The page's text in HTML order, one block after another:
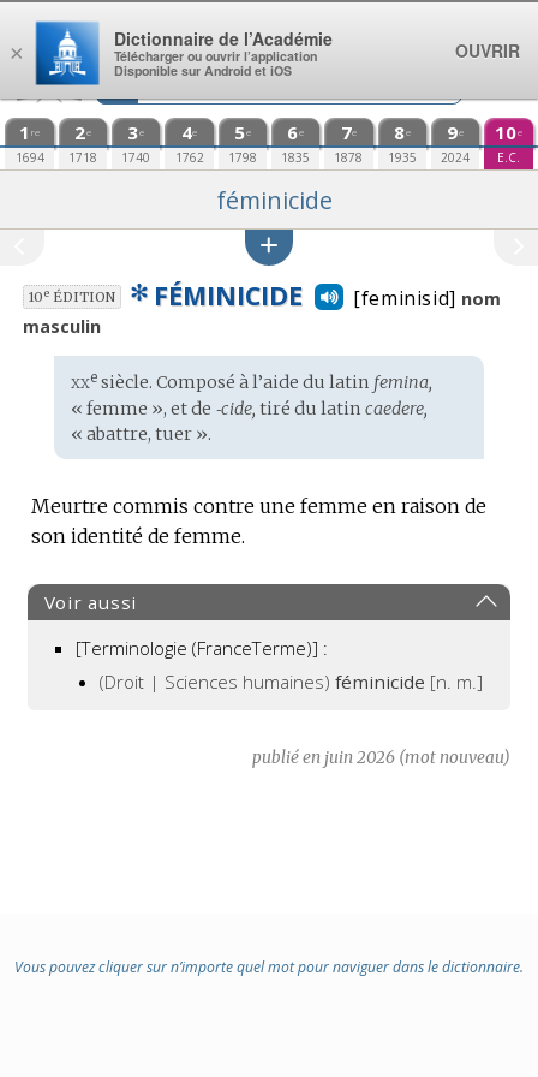
Aller au contenu
1 re
1694
2e
1718
3e
1740
4e
1762
5e
1798
6e
1835
7e
1878
8e
1935
9e
2024
10e
E.C.
féminicide
10eÉDITION ✻ FÉMINICIDE [feminisid] nom
masculin
Étymologie
:
xxesiècle. Composé à l’aide du latin femina,
« femme », et de ‑cide, tiré du latin caedere,
« abattre, tuer ».
Meurtre commis contre une femme en raison de
son identité de femme.
Voir aussi
[Terminologie (FranceTerme)] :
(Droit | Sciences humaines)féminicide [n. m.]
publié en juin 2026 (mot nouveau)
Vous pouvez cliquer sur n’importe quel mot pour naviguer dans le dictionnaire.
×
Dictionnaire de l’Académie
Télécharger ou ouvrir l’application
Disponible sur Android et iOS
OUVRIR